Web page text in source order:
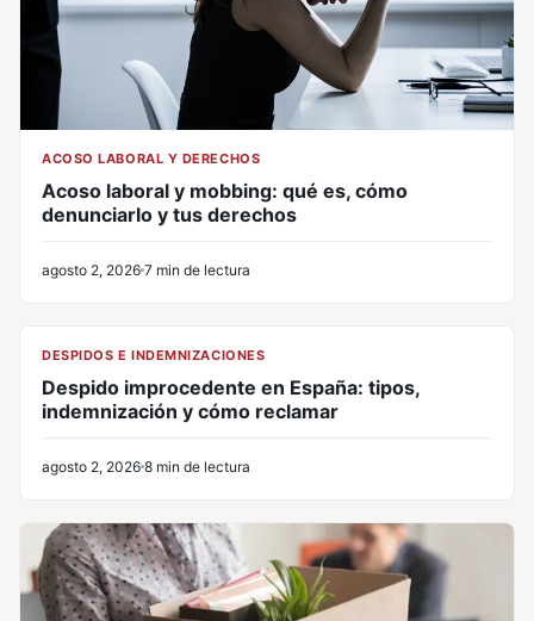
ACOSO LABORAL Y DERECHOS
Acoso laboral y mobbing: qué es, cómo
denunciarlo y tus derechos
agosto 2, 2026 7 min de lectura
DESPIDOS E INDEMNIZACIONES
Despido improcedente en España: tipos,
indemnización y cómo reclamar
agosto 2, 2026 8 min de lectura